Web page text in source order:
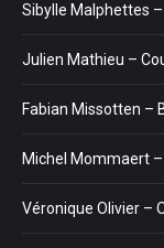
Sibylle Malphettes
Julien Mathieu –
Fabian Missotten –
Michel Mommaert
Véronique Olivier –